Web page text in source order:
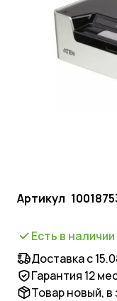
Артикул
Есть в наличии
Доставка с
Гарантия 12
Товар новый, в